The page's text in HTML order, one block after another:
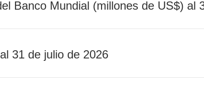
Banco Mundial (millones de US$) al
31 de julio de 2026